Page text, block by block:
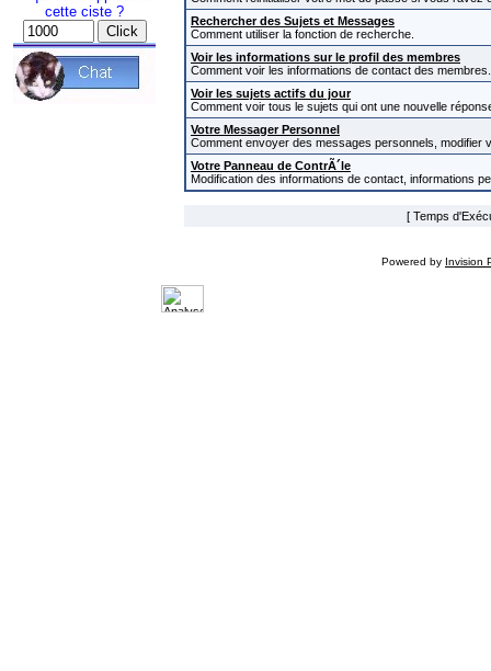
cette ciste ?
Rechercher des Sujets et Messages
Comment utiliser la fonction de recherche.
Voir les informations sur le profil des membres
Comment voir les informations de contact des membres.
Voir les sujets actifs du jour
Comment voir tous le sujets qui ont une nouvelle
Votre Messager Personnel
Comment envoyer des messages personnels,
Votre Panneau de ContrÃ´le
Modification des informations de contact, informations
[ Temps
Powered by Invision